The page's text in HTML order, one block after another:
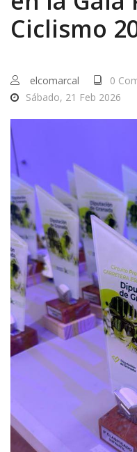
Ciclismo
elcomarcal
0
Sábado, 21 Feb 2026